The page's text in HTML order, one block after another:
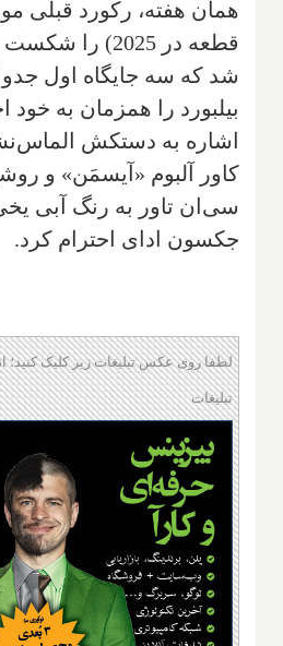
قطعه در 2025)
بیلبورد را همزمان به خود
اشاره به دستکش
کاور آلبوم «آیسمَن» و
سی‌ان تاور به رنگ آبی
جکسون ادای احترام کرد.
لطفا روی عکس تبلیغات زیر کلیک
تبلیغات